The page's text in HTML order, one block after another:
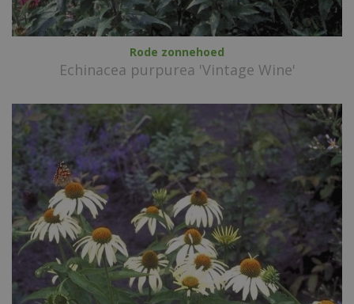
Rode zonnehoed
Echinacea purpurea 'Vintage Wine'